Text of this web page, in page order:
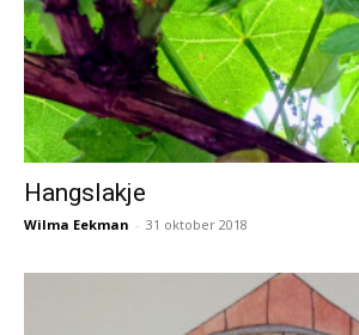
Hangslakje
Wilma Eekman - 31 oktober 2018